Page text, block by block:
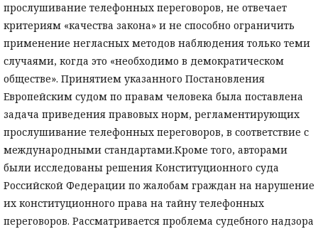
прослушивание телефонных переговоров, не отвечает
критериям «качества закона» и не способно ограничить
применение негласных методов наблюдения только теми
случаями, когда это «необходимо в демократическом
обществе». Принятием указанного Постановления
Европейским судом по правам человека была поставлена
задача приведения правовых норм, регламентирующих
прослушивание телефонных переговоров, в соответствие с
международными стандартами.Кроме того, авторами
были исследованы решения Конституционного суда
Российской Федерации по жалобам граждан на нарушение
их конституционного права на тайну телефонных
переговоров. Рассматривается проблема судебного надзора